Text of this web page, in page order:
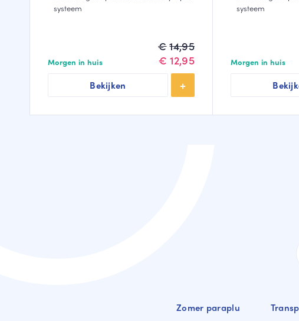
€ 14,95
Oorspronkelijke
prijs
was:
€14,95.
€ 12,95
Huidige
prijs
€12,95.
systeem
Morgen in huis
Bekijken
systeem
Morgen in huis
Zomer paraplu